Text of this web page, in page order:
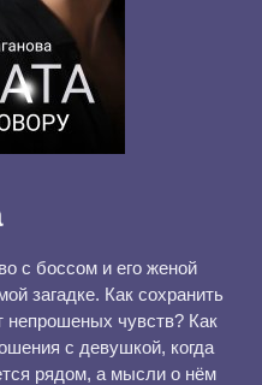
с боссом и его женой
загадке. Как сохранить
непрошеных чувств? Как
с девушкой, когда
рядом, а мысли о нём